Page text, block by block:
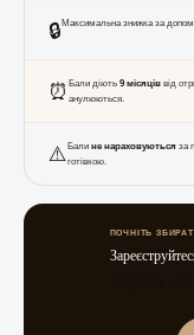
🔒Максимальна знижка за
⏰ Бали діють 9 місяців від
анулюються.
⚠️Бали не нараховуються за
готівкою.
ПОЧНІТЬ